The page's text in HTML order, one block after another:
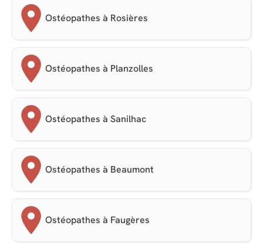
Ostéopathes à Rosières
Ostéopathes à Planzolles
Ostéopathes à Sanilhac
Ostéopathes à Beaumont
Ostéopathes à Faugères